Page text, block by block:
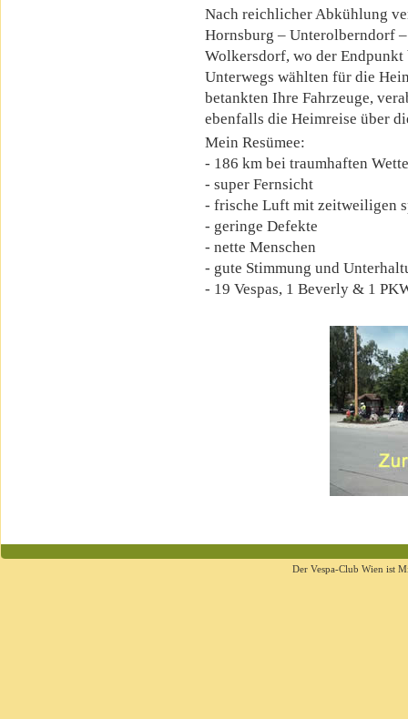
Nach reichlicher Abkühlung
Hornsburg – Unterolberndorf
Wolkersdorf, wo der
Unterwegs wählten für die
betankten Ihre Fahrzeuge,
ebenfalls die Heimreise über
Mein Resümee:
- 186 km bei traumhaften
- super Fernsicht
- frische Luft mit zeitweiligen
- geringe Defekte
- nette Menschen
- gute Stimmung und
- 19 Vespas, 1 Beverly & 1
Der Vespa-Club Wien ist